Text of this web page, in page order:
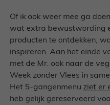
Of ik ook weer mee ga
wat extra bewustwording
producten te ontdekken,
inspireren. Aan het einde
met de Mr. ook naar de
Week zonder Vlees in
Het 5-gangenmenu ziet er
heb gelijk gereserveerd